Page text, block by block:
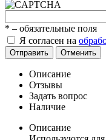
* – обязательные поля
Я согласен на
Отправить Отменить
Описание
Отзывы
Задать вопрос
Наличие
Описание